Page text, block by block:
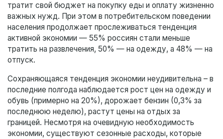
тратит свой бюджет на покупку еды и оплату жизненно
важных нужд. При этом в потребительском поведении
населения продолжает прослеживаться тенденция
активной экономии — 55% россиян стали меньше
тратить на развлечения, 50% — на одежду, а 48% — на
отпуск.
Сохраняющаяся тенденция экономии неудивительна – в
последние полгода наблюдается рост цен на одежду и
обувь (примерно на 20%), дорожает бензин (0,3% за
последнюю неделю), растут цены на отдых за
границей. Несмотря на очевидную необходимость
экономии, существуют сезонные расходы, которые